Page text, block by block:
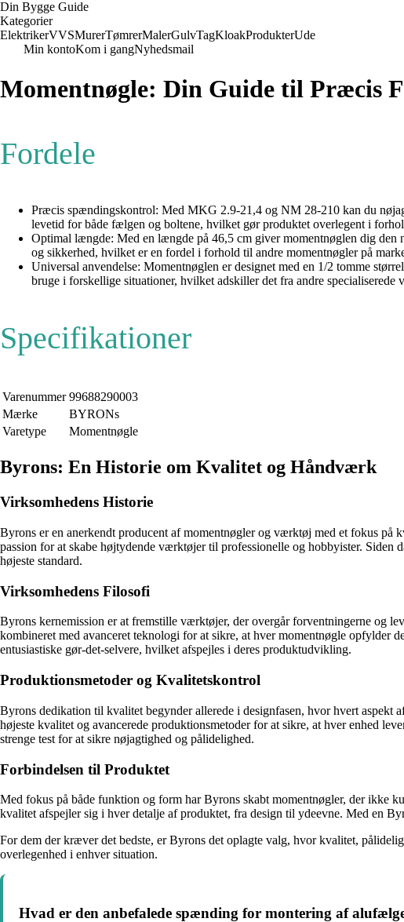
Din Bygge Guide
Kategorier
ElektrikerVVSMurerTømrerMalerGulvTagKloakProdukterUde
Min kontoKom i gangNyhedsmail
Momentnøgle: Din Guide til Præcis
Fordele
Præcis spændingskontrol: Med MKG 2.9-21,4 og NM 28-210 kan du
levetid for både fælgen og boltene, hvilket gør produktet overlegent i
Optimal længde: Med en længde på 46,5 cm giver momentnøglen dig
og sikkerhed, hvilket er en fordel i forhold til andre momentnøgler på
Universal anvendelse: Momentnøglen er designet med en 1/2 tomme
bruge i forskellige situationer, hvilket adskiller det fra andre specialiserede
Specifikationer
Varenummer 99688290003
Mærke
BYRONs
Varetype
Momentnøgle
Byrons: En Historie om Kvalitet og Håndværk
Virksomhedens Historie
Byrons er en anerkendt producent af momentnøgler og værktøj med et fokus
passion for at skabe højtydende værktøjer til professionelle og hobbyister.
højeste standard.
Virksomhedens Filosofi
Byrons kernemission er at fremstille værktøjer, der overgår forventningerne og
kombineret med avanceret teknologi for at sikre, at hver momentnøgle opfylder
entusiastiske gør-det-selvere, hvilket afspejles i deres produktudvikling.
Produktionsmetoder og Kvalitetskontrol
Byrons dedikation til kvalitet begynder allerede i designfasen, hvor hvert
højeste kvalitet og avancerede produktionsmetoder for at sikre, at hver enhed
strenge test for at sikre nøjagtighed og pålidelighed.
Forbindelsen til Produktet
Med fokus på både funktion og form har Byrons skabt momentnøgler, der ikke
kvalitet afspejler sig i hver detalje af produktet, fra design til ydeevne. Med en
For dem der kræver det bedste, er Byrons det oplagte valg, hvor kvalitet,
overlegenhed i enhver situation.
Hvad er den anbefalede spænding for montering af